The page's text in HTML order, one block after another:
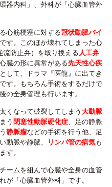
器内科」、外科が「心臓血管外
心筋梗塞に対する冠状動脈バイ
す。このほか壊れてしまった心
流防止弁）を取り換える 人工弁
臓の形に異常がある先天性心疾
して、ドラマ『医龍』に出てき
す。もちろん手術をするだけで
の全身管理も行います。
くなって破裂してしまう大動脈
う 閉塞性動脈硬化症 、足の静脈
静脈瘤などの手術を行う他、足
動脈や静脈、
リンパ管の病気も
す。
ームを組んで心臓や全身の血管
が「心臓血管外科」です。